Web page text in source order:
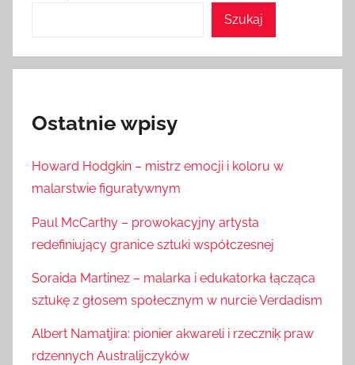
Szukaj
Ostatnie wpisy
Howard Hodgkin – mistrz emocji i koloru w
malarstwie figuratywnym
Paul McCarthy – prowokacyjny artysta
redefiniujący granice sztuki współczesnej
Soraida Martinez – malarka i edukatorka łącząca
sztukę z głosem społecznym w nurcie Verdadism
Albert Namatjira: pionier akwareli i rzeczniķ praw
rdzennych Australijczyków